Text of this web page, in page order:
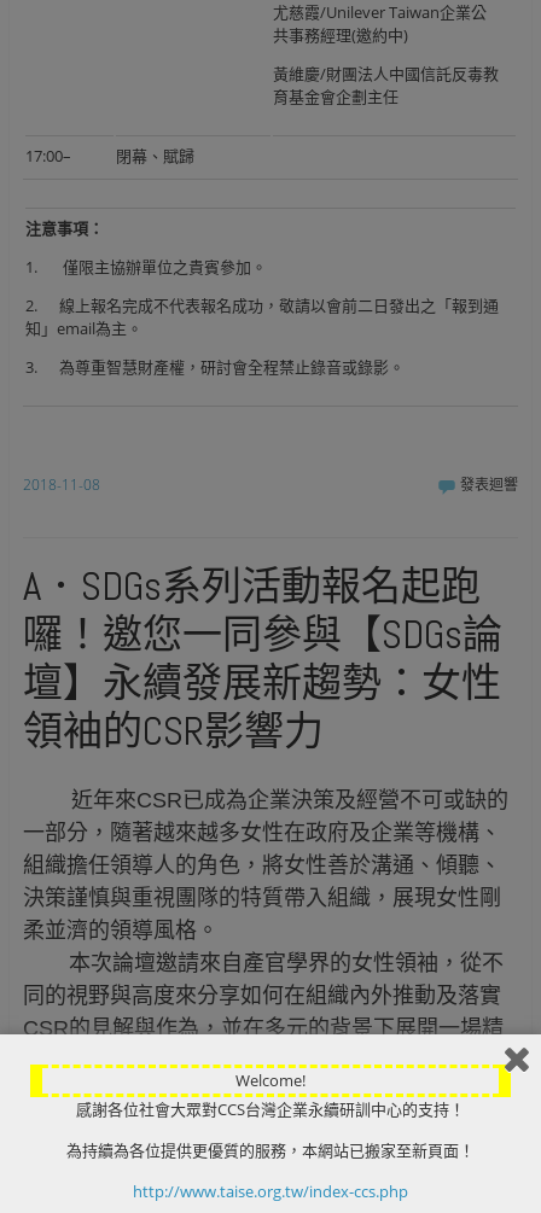
尤慈霞/Unilever Taiwan企業公
共事務經理(邀約中)
黃維慶/財團法人中國信託反毒教
育基金會企劃主任
17:00– 閉幕、賦歸
注意事項：
1. 僅限主協辦單位之貴賓參加。
2. 線上報名完成不代表報名成功，敬請以會前二日發出之「報到通
知」email為主。
3. 為尊重智慧財產權，研討會全程禁止錄音或錄影。
2018-11-08 發表迴響
A．SDGs系列活動報名起跑
囉！邀您一同參與【SDGs論
壇】永續發展新趨勢：女性
領袖的CSR影響力
近年來CSR已成為企業決策及經營不可或缺的
一部分， 隨著越來越多女性在政府及企業等機構、
組織擔任領導人的角色， 將女性善於溝通、傾聽、
決策謹慎與重視團隊的特質帶入組織， 展現女性剛
柔並濟的領導風格。
本次論壇邀請來自產官學界的女性領袖， 從不
同的視野與高度來分享如何在組織內外推動及落實
CSR的見解與作為，並在多元的背景下展開一場精
彩對談，從相互激盪中一覽女性領袖的影響力。
論壇相關資訊如下:
Welcome!
感謝各位社會大眾對CCS台灣企業永續研訓中心的支持！
為持續為各位提供更優質的服務，本網站已搬家至新頁面！
http://www.taise.org.tw/index-ccs.php